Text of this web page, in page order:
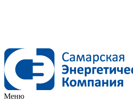
Меню